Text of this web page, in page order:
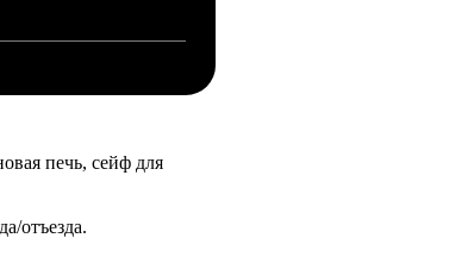
печь, сейф для
отъезда.